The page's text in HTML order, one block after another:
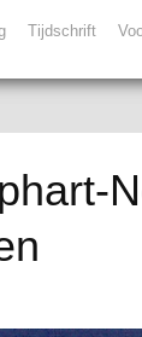
Tijdschrift